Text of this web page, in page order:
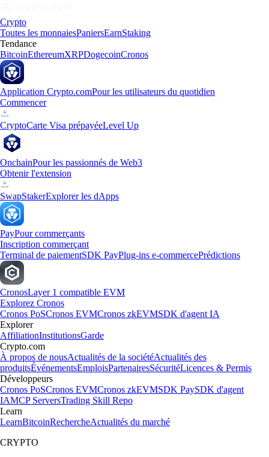
Crypto
Toutes les monnaiesPaniersEarnStaking
Tendance
BitcoinEthereumXRPDogecoinCronos
Application Crypto.comPour les utilisateurs du quotidien
Commencer
CryptoCarte Visa prépayéeLevel Up
OnchainPour les passionnés de Web3
Obtenir l'extension
SwapStakerExplorer les dApps
PayPour commerçants
Inscription commerçant
Terminal de paiementSDK PayPlug-ins e-commercePrédictions
CronosLayer 1 compatible EVM
Explorez Cronos
Cronos PoSCronos EVMCronos zkEVMSDK d'agent IA
Explorer
AffiliationInstitutionsGarde
Crypto.com
À propos de nousActualités de la sociétéActualités des
produitsÉvénementsEmploisPartenairesSécuritéLicences & Permis
Développeurs
Cronos PoSCronos EVMCronos zkEVMSDK PaySDK d'agent
IAMCP ServersTrading Skill Repo
Learn
LearnBitcoinRechercheActualités du marché
CRYPTO